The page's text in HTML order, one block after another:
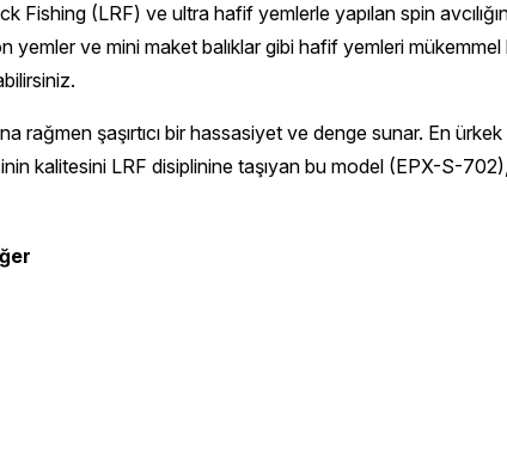
(LRF) ve ultra hafif yemlerle yapılan spin
yemler ve mini maket balıklar gibi hafif yemleri
rağmen şaşırtıcı bir hassasiyet ve denge sunar. En
kalitesini LRF disiplinine taşıyan bu model (EPX-S-